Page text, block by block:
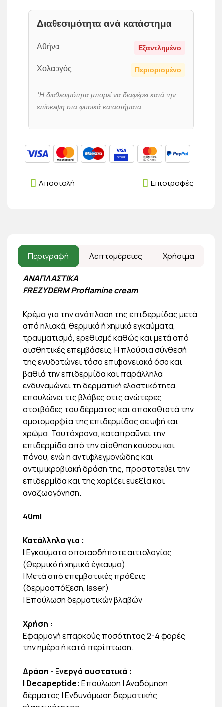
Διαθεσιμότητα ανά κατάστημα
Αθήνα Εξαντλημένο
Χολαργός Περιορισμένο
*Η διαθεσιμότητα μπορεί να διαφέρει κατά την
επίσκεψη στα φυσικά καταστήματα.
Επιστροφές
Αποστολή
Περιγραφή Λεπτομέρειες Χρήσιμα
ΑΝΑΠΛΑΣΤΙΚΑ
FREZYDERMProflamine cream
Κρέμα για την ανάπλαση της επιδερμίδας μετά
από ηλιακά, θερμικά ή χημικά εγκαύματα,
τραυματισμό, ερεθισμό καθώς και μετά από
αισθητικές επεμβάσεις. Η πλούσια σύνθεσή
της ενυδατώνει τόσο επιφανειακά όσο και
βαθιά την επιδερμίδα και παράλληλα
ενδυναμώνει τη δερματική ελαστικότητα,
επουλώνει τις βλάβες στις ανώτερες
στοιβάδες του δέρματος και αποκαθιστά την
ομοιομορφία της επιδερμίδας σε υφή και
χρώμα. Ταυτόχρονα, καταπραΰνει την
επιδερμίδα από την αίσθηση καύσου και
πόνου, ενώ η αντιφλεγμονώδης και
αντιμικροβιακή δράση της, προστατεύει την
επιδερμίδα και της χαρίζει ευεξία και
αναζωογόνηση.
40ml
Κατάλληλο για :
|Εγκαύματα οποιασδήποτε αιτιολογίας
(Θερμικό ή χημικό έγκαυμα)
| Μετά από επεμβατικές πράξεις
(δερμοαπόξεση, laser)
| Επούλωση δερματικών βλαβών
Χρήση :
Εφαρμογή επαρκούς ποσότητας 2-4 φορές
την ημέρα ή κατά περίπτωση.
Δράση - Ενεργά συστατικά :
| Decapeptide: Επούλωση | Αναδόμηση
δέρματος | Ενδυνάμωση δερματικής